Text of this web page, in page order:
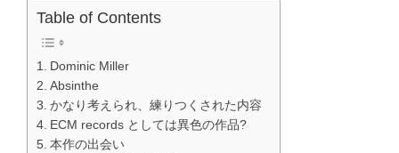
Table of Contents
Dominic Miller
Absinthe
かなり考えられ、練りつくされた内容
ECM records としては異色の作品?
本作の出会い